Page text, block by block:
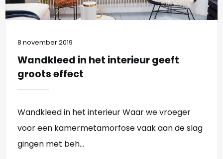
8 november 2019
Wandkleed in het interieur geeft
groots effect
Wandkleed in het interieur Waar we vroeger
voor een kamermetamorfose vaak aan de slag
gingen met beh...